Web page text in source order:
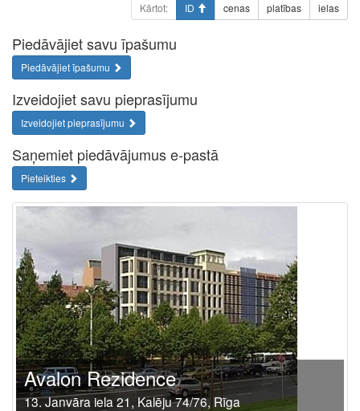
Kārtot: ID cenas platības ielas
Piedāvājiet savu īpašumu
Piedāvājiet īpašumu
Izveidojiet savu pieprasījumu
Izveidojiet pieprasījumu
Saņemiet piedāvājumus e-pastā
Pieteikties
Avalon Rezidence
13. Janvāra iela 21, Kalēju 74/76, Rīga